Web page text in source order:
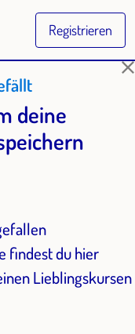
Registrieren
deine
findest du hier
Lieblingskursen